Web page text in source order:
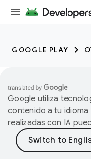
GOOGLE PLAY
Google utiliza
contenido a tu
realizadas con IA